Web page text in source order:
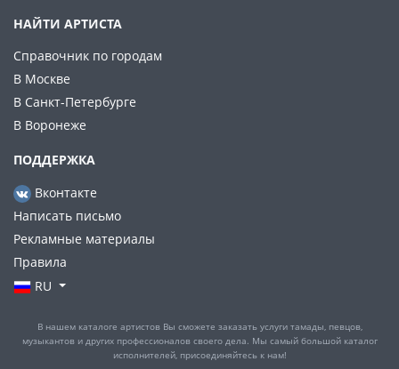
НАЙТИ АРТИСТА
Справочник по городам
В Москве
В Санкт-Петербурге
В Воронеже
ПОДДЕРЖКА
Вконтакте
Написать письмо
Рекламные материалы
Правила
RU
В нашем каталоге артистов Вы сможете заказать услуги тамады, певцов,
музыкантов и других профессионалов своего дела. Мы самый большой каталог
исполнителей, присоединяйтесь к нам!